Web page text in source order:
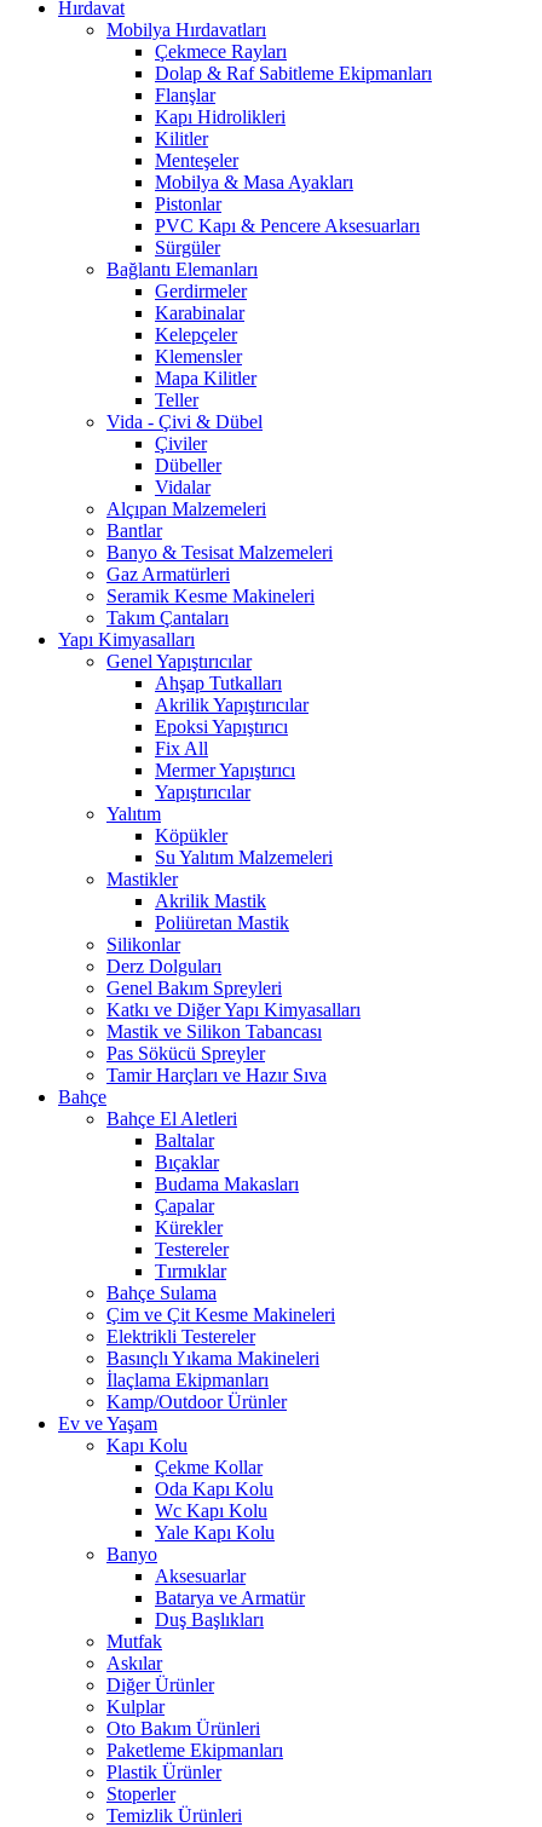
Hırdavat
Mobilya Hırdavatları
Çekmece Rayları
Dolap & Raf Sabitleme Ekipmanları
Flanşlar
Kapı Hidrolikleri
Kilitler
Menteşeler
Mobilya & Masa Ayakları
Pistonlar
PVC Kapı & Pencere Aksesuarları
Sürgüler
Bağlantı Elemanları
Gerdirmeler
Karabinalar
Kelepçeler
Klemensler
Mapa Kilitler
Teller
Vida - Çivi & Dübel
Çiviler
Dübeller
Vidalar
Alçıpan Malzemeleri
Bantlar
Banyo & Tesisat Malzemeleri
Gaz Armatürleri
Seramik Kesme Makineleri
Takım Çantaları
Yapı Kimyasalları
Genel Yapıştırıcılar
Ahşap Tutkalları
Akrilik Yapıştırıcılar
Epoksi Yapıştırıcı
Fix All
Mermer Yapıştırıcı
Yapıştırıcılar
Yalıtım
Köpükler
Su Yalıtım Malzemeleri
Mastikler
Akrilik Mastik
Poliüretan Mastik
Silikonlar
Derz Dolguları
Genel Bakım Spreyleri
Katkı ve Diğer Yapı Kimyasalları
Mastik ve Silikon Tabancası
Pas Sökücü Spreyler
Tamir Harçları ve Hazır Sıva
Bahçe
Bahçe El Aletleri
Baltalar
Bıçaklar
Budama Makasları
Çapalar
Kürekler
Testereler
Tırmıklar
Bahçe Sulama
Çim ve Çit Kesme Makineleri
Elektrikli Testereler
Basınçlı Yıkama Makineleri
İlaçlama Ekipmanları
Kamp/Outdoor Ürünler
Ev ve Yaşam
Kapı Kolu
Çekme Kollar
Oda Kapı Kolu
Wc Kapı Kolu
Yale Kapı Kolu
Banyo
Aksesuarlar
Batarya ve Armatür
Duş Başlıkları
Mutfak
Askılar
Diğer Ürünler
Kulplar
Oto Bakım Ürünleri
Paketleme Ekipmanları
Plastik Ürünler
Stoperler
Temizlik Ürünleri